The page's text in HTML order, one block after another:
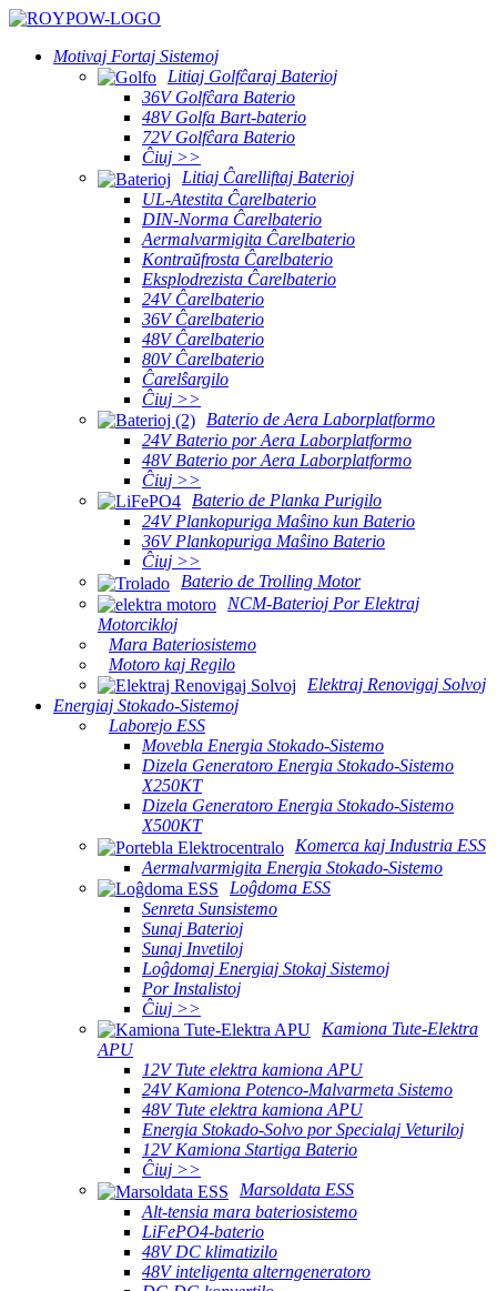
Motivaj Fortaj Sistemoj
Litiaj Golfĉaraj Baterioj
36V Golfĉara Baterio
48V Golfa Bart-baterio
72V Golfĉara Baterio
Ĉiuj >>
Litiaj Ĉarelliftaj Baterioj
UL-Atestita Ĉarelbaterio
DIN-Norma Ĉarelbaterio
Aermalvarmigita Ĉarelbaterio
Kontraŭfrosta Ĉarelbaterio
Eksplodrezista Ĉarelbaterio
24V Ĉarelbaterio
36V Ĉarelbaterio
48V Ĉarelbaterio
80V Ĉarelbaterio
Ĉarelŝargilo
Ĉiuj >>
Baterio de Aera Laborplatformo
24V Baterio por Aera Laborplatformo
48V Baterio por Aera Laborplatformo
Ĉiuj >>
Baterio de Planka Purigilo
24V Plankopuriga Maŝino kun Baterio
36V Plankopuriga Maŝino Baterio
Ĉiuj >>
Baterio de Trolling Motor
NCM-Baterioj Por Elektraj
Motorcikloj
Mara Bateriosistemo
Motoro kaj Regilo
Elektraj Renovigaj Solvoj
Energiaj Stokado-Sistemoj
Laborejo ESS
Movebla Energia Stokado-Sistemo
Dizela Generatoro Energia Stokado-Sistemo
X250KT
Dizela Generatoro Energia Stokado-Sistemo
X500KT
Komerca kaj Industria ESS
Aermalvarmigita Energia Stokado-Sistemo
Loĝdoma ESS
Senreta Sunsistemo
Sunaj Baterioj
Sunaj Invetiloj
Loĝdomaj Energiaj Stokaj Sistemoj
Por Instalistoj
Ĉiuj >>
Kamiona Tute-Elektra
APU
12V Tute elektra kamiona APU
24V Kamiona Potenco-Malvarmeta Sistemo
48V Tute elektra kamiona APU
Energia Stokado-Solvo por Specialaj Veturiloj
12V Kamiona Startiga Baterio
Ĉiuj >>
Marsoldata ESS
Alt-tensia mara bateriosistemo
LiFePO4-baterio
48V DC klimatizilo
48V inteligenta alterngeneratoro